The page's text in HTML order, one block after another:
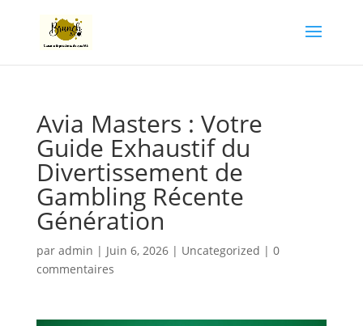
Avia Masters : Votre
Guide Exhaustif du
Divertissement de
Gambling Récente
Génération
par admin | Juin 6, 2026| Uncategorized | 0
commentaires